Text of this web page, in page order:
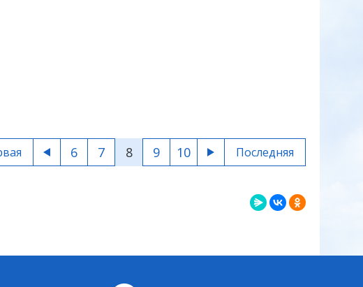
6 7 8 9 10 Последняя